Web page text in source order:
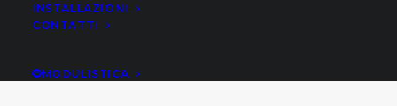
INSTALLAZIONI
CONTATTI
MODULISTICA